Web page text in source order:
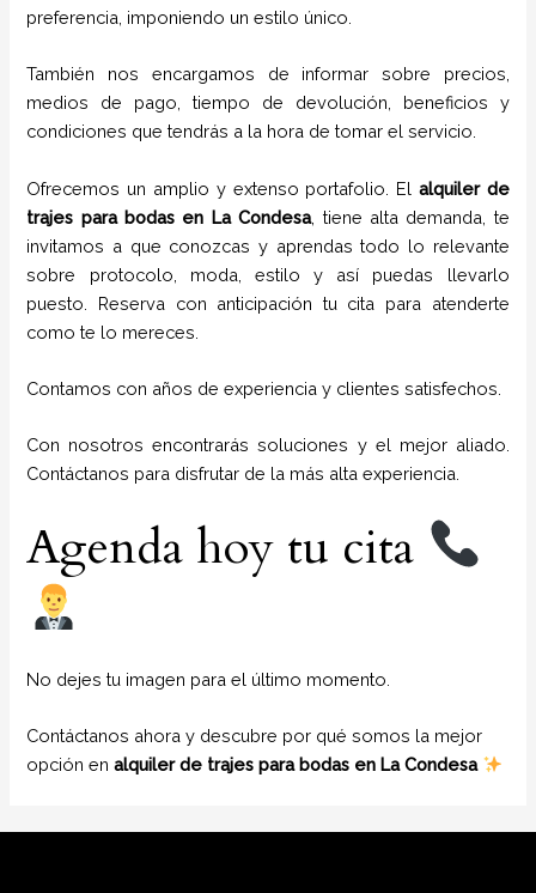
preferencia, imponiendo un estilo único.
También nos encargamos de informar sobre precios,
medios de pago, tiempo de devolución, beneficios y
condiciones que tendrás a la hora de tomar el servicio.
Ofrecemos un amplio y extenso portafolio. El alquiler de
trajes para bodas en La Condesa, tiene alta demanda, te
invitamos a que conozcas y aprendas todo lo relevante
sobre protocolo, moda, estilo y así puedas llevarlo
puesto. Reserva con anticipación tu cita para atenderte
como te lo mereces.
Contamos con años de experiencia y clientes satisfechos.
Con nosotros encontrarás soluciones y el mejor aliado.
Contáctanos para disfrutar de la más alta experiencia.
Agenda hoy tu cita
No dejes tu imagen para el último momento.
Contáctanos ahora y descubre por qué somos la mejor
opción enalquiler de trajes para bodas en La Condesa